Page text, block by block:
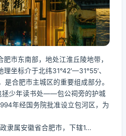
市东南部，地处江淮丘陵地带，
坐标介于北纬31°42′—31°55′、
是合肥市主城区的重要组成部分。
拯少年读书处——包公祠旁的护城
年经国务院批准设立包河区，为
隶属安徽省合肥市，下辖1...